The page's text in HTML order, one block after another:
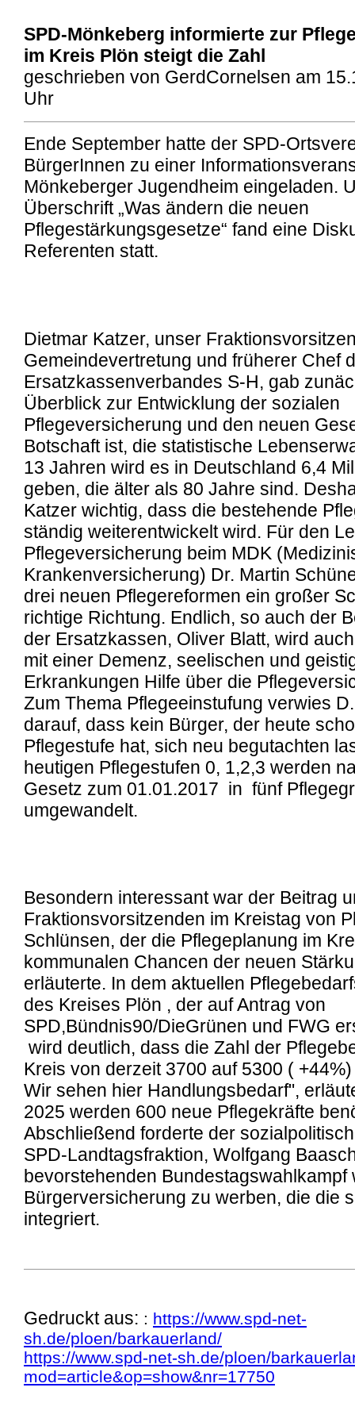
SPD-Mönkeberg informierte zur
im Kreis Plön steigt die Zahl
geschrieben von GerdCornelsen am
Uhr
Ende September hatte der SPD-
BürgerInnen zu einer
Mönkeberger Jugendheim eingeladen.
Überschrift „Was ändern die neuen
Pflegestärkungsgesetze“ fand eine
Referenten statt.
Dietmar Katzer, unser
Gemeindevertretung und früherer Chef
Ersatzkassenverbandes S-H, gab
Überblick zur Entwicklung der sozialen
Pflegeversicherung und den neuen
Botschaft ist, die statistische
13 Jahren wird es in Deutschland 6,4
geben, die älter als 80 Jahre sind.
Katzer wichtig, dass die bestehende
ständig weiterentwickelt wird. Für den
Pflegeversicherung beim MDK
Krankenversicherung) Dr. Martin
drei neuen Pflegereformen ein großer
richtige Richtung. Endlich, so auch der
der Ersatzkassen, Oliver Blatt, wird
mit einer Demenz, seelischen und
Erkrankungen Hilfe über die
Zum Thema Pflegeeinstufung verwies
darauf, dass kein Bürger, der heute
Pflegestufe hat, sich neu begutachten
heutigen Pflegestufen 0, 1,2,3 werden
Gesetz zum 01.01.2017 in fünf
umgewandelt.
Besondern interessant war der Beitrag
Fraktionsvorsitzenden im Kreistag von
Schlünsen, der die Pflegeplanung im
kommunalen Chancen der neuen
erläuterte. In dem aktuellen
des Kreises Plön , der auf Antrag von
SPD,Bündnis90/DieGrünen und FWG
wird deutlich, dass die Zahl der
Kreis von derzeit 3700 auf 5300 (
Wir sehen hier Handlungsbedarf",
2025 werden 600 neue Pflegekräfte
Abschließend forderte der
SPD-Landtagsfraktion, Wolfgang
bevorstehenden Bundestagswahlkampf
Bürgerversicherung zu werben, die die
integriert.
Gedruckt aus: : https://www.spd-net-
sh.de/ploen/barkauerland/
https://www.spd-net-sh.de/ploen/
mod=article&op=show&nr=17750